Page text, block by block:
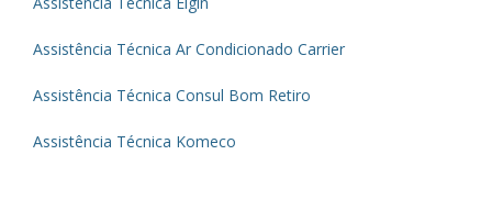
Assistência Técnica Ar Condicionado Carrier
Assistência Técnica Consul Bom Retiro
Assistência Técnica Komeco